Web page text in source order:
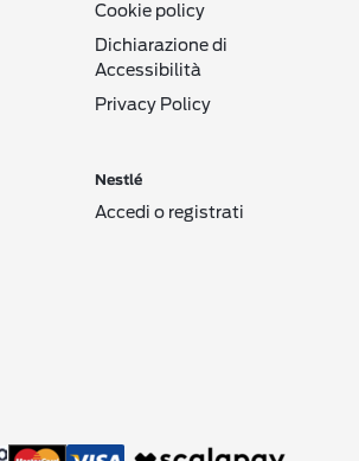
Cookie policy
Dichiarazione di
Accessibilità
Privacy Policy
Nestlé
Accedi o registrati